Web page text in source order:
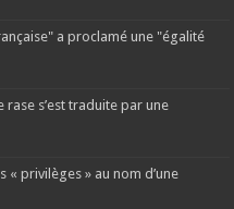
a proclamé une "égalité
rase s’est traduite par une
« privilèges » au nom d’une